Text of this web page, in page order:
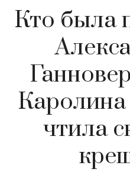
Кто была
чтила